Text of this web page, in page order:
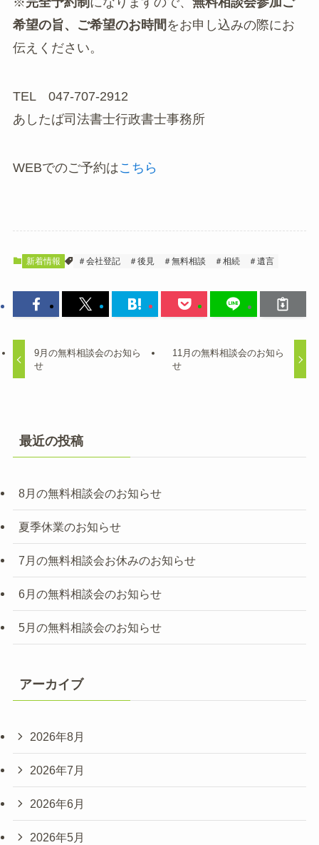
希望の旨、ご希望のお時間 をお申し込みの際にお
伝えください。
TEL 047-707-2912
あしたば司法書士行政書士事務所
WEBでのご予約はこちら
新着情報 ＃会社登記 ＃後見 ＃無料相談 ＃相続 ＃遺言
9月の無料相談会のお知ら
せ
11月の無料相談会のお知ら
せ
最近の投稿
8月の無料相談会のお知らせ
夏季休業のお知らせ
7月の無料相談会お休みのお知らせ
6月の無料相談会のお知らせ
5月の無料相談会のお知らせ
アーカイブ
2026年8月
2026年7月
2026年6月
2026年5月